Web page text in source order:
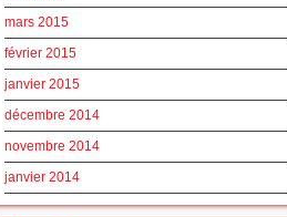
mars 2015
février 2015
janvier 2015
décembre 2014
novembre 2014
janvier 2014